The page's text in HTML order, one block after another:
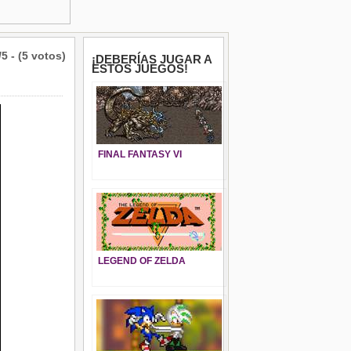
5 - (5 votos) ¡DEBERÍAS JUGAR A
ESTOS JUEGOS!
FINAL FANTASY VI
LEGEND OF ZELDA